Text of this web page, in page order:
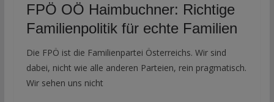
FPÖ OÖ Haimbuchner: Richtige
Familienpolitik für echte Familien
Die FPÖ ist die Familienpartei Österreichs. Wir sind
dabei, nicht wie alle anderen Parteien, rein pragmatisch.
Wir sehen uns nicht